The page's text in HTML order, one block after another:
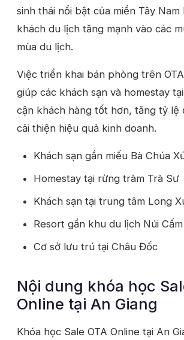
sinh thái nổi bật của miền Tây Nam
khách du lịch tăng mạnh vào các
mùa du lịch.
Việc triển khai bán phòng trên
giúp các khách sạn và homestay
cận khách hàng tốt hơn, tăng tỷ lệ
cải thiện hiệu quả kinh doanh.
Khách sạn gần miếu Bà Chúa
Homestay tại rừng tràm Trà Sư
Khách sạn tại trung tâm Long
Resort gần khu du lịch Núi Cấm
Cơ sở lưu trú tại Châu Đốc
Nội dung khóa học
Online tại An Giang
Khóa học Sale OTA Online tại An